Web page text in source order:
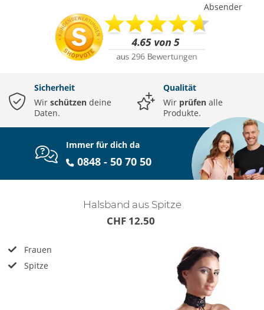
Absender
Sicherheit
Wir schützen deine
Daten.
Qualität
Wir prüfen alle
Produkte.
Immer für dich da
0848 - 50 70 50
Halsband aus Spitze
CHF 12.50
Frauen
Spitze